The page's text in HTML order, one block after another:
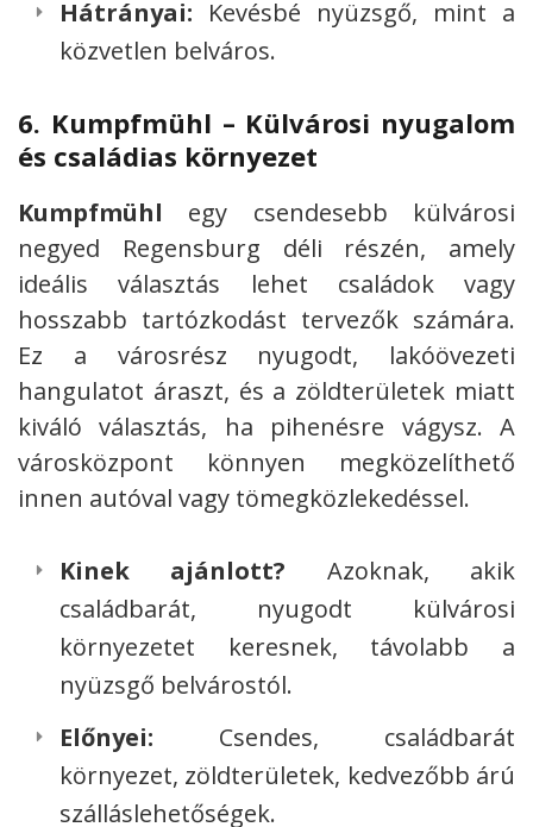
Hátrányai: Kevésbé nyüzsgő, mint a
közvetlen belváros.
6. Kumpfmühl – Külvárosi nyugalom
és családias környezet
Kumpfmühl egy csendesebb külvárosi
negyed Regensburg déli részén, amely
ideális választás lehet családok vagy
hosszabb tartózkodást tervezők számára.
Ez a városrész nyugodt, lakóövezeti
hangulatot áraszt, és a zöldterületek miatt
kiváló választás, ha pihenésre vágysz. A
városközpont könnyen megközelíthető
innen autóval vagy tömegközlekedéssel.
Kinek ajánlott? Azoknak, akik
családbarát, nyugodt külvárosi
környezetet keresnek, távolabb a
nyüzsgő belvárostól.
Előnyei: Csendes, családbarát
környezet, zöldterületek, kedvezőbb árú
szálláslehetőségek.